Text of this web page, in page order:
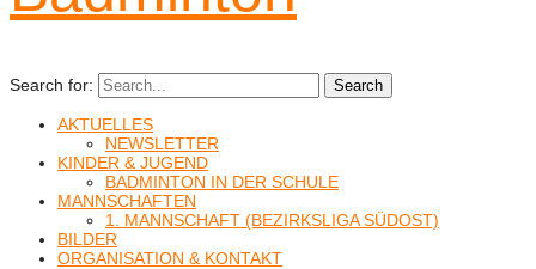
Search for: Search
AKTUELLES
NEWSLETTER
KINDER & JUGEND
BADMINTON IN DER SCHULE
MANNSCHAFTEN
1. MANNSCHAFT (BEZIRKSLIGA SÜDOST)
BILDER
ORGANISATION & KONTAKT